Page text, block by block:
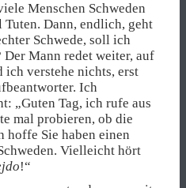
Menschen Schweden
Dann, endlich, geht
Schwede, soll ich
Der Mann redet weiter, auf
ich verstehe nichts, erst
Ich
„Guten Tag, ich rufe aus
mal probieren, ob die
Sie haben einen
Vielleicht hört
!“